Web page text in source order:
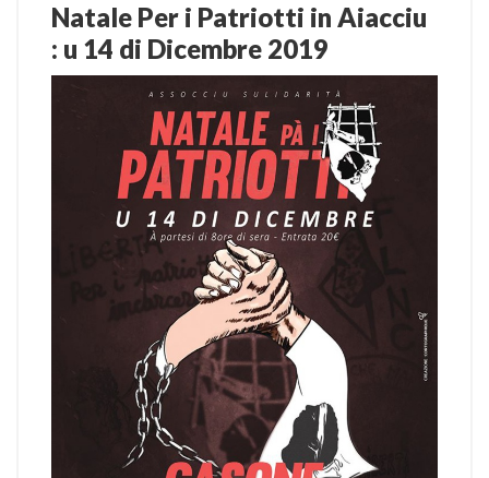
Natale Per i Patriotti in Aiacciu
: u 14 di Dicembre 2019